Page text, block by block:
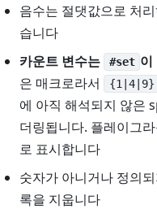
음수는 절댓값으로 처
습니다
카운트 변수는
#set 이
은 매크로라서 {1|4|9}
에 아직 해석되지 않은
더링됩니다. 플레이그
로 표시합니다
숫자가 아니거나 정의
록을 지웁니다